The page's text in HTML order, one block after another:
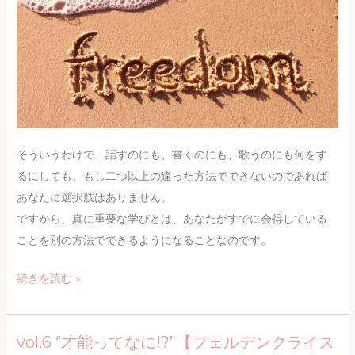
ェ
ル
デ
ン
ク
ラ
イ
ス
博
士
の
言
た
そういうわけで、話すのにも、書くのにも、歌うのにも何をす
るにしても、もし二つ以上の違った方法でできないのであれば
あなたに選択肢はありません。
ですから、真に重要な学びとは、あなたがすでに会得している
ことを別の方法でできるようになることなのです。
vol.5
方
続きを読む »
vol.6 “才能ってなに!?”【フェルデンクライス